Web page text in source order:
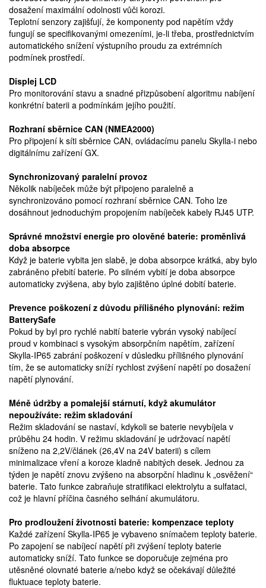
dosažení maximální odolnosti vůči korozi.
Teplotní senzory zajišťují, že komponenty pod napětím vždy
fungují se specifikovanými omezeními, je-li třeba, prostřednictvím
automatického snížení výstupního proudu za extrémních
podmínek prostředí.
Displej LCD
Pro monitorování stavu a snadné přizpůsobení algoritmu nabíjení
konkrétní baterii a podmínkám jejího použití.
Rozhraní sběrnice CAN (NMEA2000)
Pro připojení k síti sběrnice CAN, ovládacímu panelu Skylla-i nebo
digitálnímu zařízení GX.
Synchronizovaný paralelní provoz
Několik nabíječek může být připojeno paralelně a
synchronizováno pomocí rozhraní sběrnice CAN. Toho lze
dosáhnout jednoduchým propojením nabíječek kabely RJ45 UTP.
Správné množství energie pro olověné baterie: proměnlivá
doba absorpce
Když je baterie vybita jen slabě, je doba absorpce krátká, aby bylo
zabráněno přebití baterie. Po silném vybití je doba absorpce
automaticky zvýšena, aby bylo zajištěno úplné dobití baterie.
Prevence poškození z důvodu přílišného plynování: režim
BatterySafe
Pokud by byl pro rychlé nabití baterie vybrán vysoký nabíjecí
proud v kombinaci s vysokým absorpčním napětím, zařízení
Skylla-IP65 zabrání poškození v důsledku přílišného plynování
tím, že se automaticky sníží rychlost zvýšení napětí po dosažení
napětí plynování.
Méně údržby a pomalejší stárnutí, když akumulátor
nepoužíváte: režim skladování
Režim skladování se nastaví, kdykoli se baterie nevybíjela v
průběhu 24 hodin. V režimu skladování je udržovací napětí
sníženo na 2,2V/článek (26,4V na 24V baterii) s cílem
minimalizace vření a koroze kladně nabitých desek. Jednou za
týden je napětí znovu zvýšeno na absorpční hladinu k „osvěžení“
baterie. Tato funkce zabraňuje stratifikaci elektrolytu a sulfataci,
což je hlavní příčina časného selhání akumulátoru.
Pro prodloužení životnosti baterie: kompenzace teploty
Každé zařízení Skylla-IP65 je vybaveno snímačem teploty baterie.
Po zapojení se nabíjecí napětí při zvýšení teploty baterie
automaticky sníží. Tato funkce se doporučuje zejména pro
utěsněné olovnaté baterie a/nebo když se očekávají důležité
fluktuace teploty baterie.